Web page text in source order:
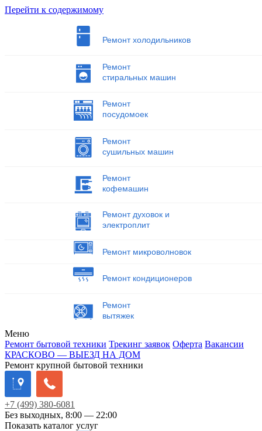
Перейти к содержимому
Ремонт холодильников
Ремонт
стиральных машин
Ремонт
посудомоек
Ремонт
сушильных машин
Ремонт
кофемашин
Ремонт духовок и
электроплит
Ремонт микроволновок
Ремонт кондиционеров
Ремонт
вытяжек
Меню
Ремонт бытовой техники Трекинг заявок Оферта Вакансии
КРАСКОВО — ВЫЕЗД НА ДОМ
Ремонт крупной бытовой техники
+7 (499) 380-6081
Без выходных, 8:00 — 22:00
Показать каталог услуг